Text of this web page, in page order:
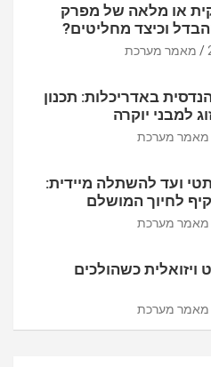
או מלאה של מפרק
וכיצד מחליטים?
מאמר מערכת
באדריכלות: תכנון
למבני יוקרה
מאמר מערכת
ועד להשתלה מיידית:
לחיוך המושלם
מאמר מערכת
כשהולכים
מאמר מערכת